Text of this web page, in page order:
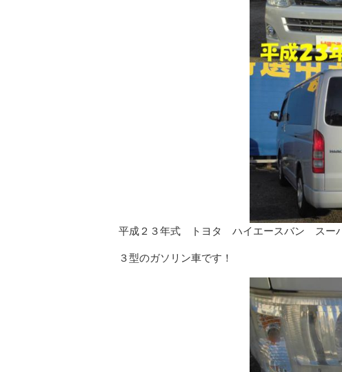
平成２３年式 トヨタ ハイエースバン スーパ
３型のガソリン車です！